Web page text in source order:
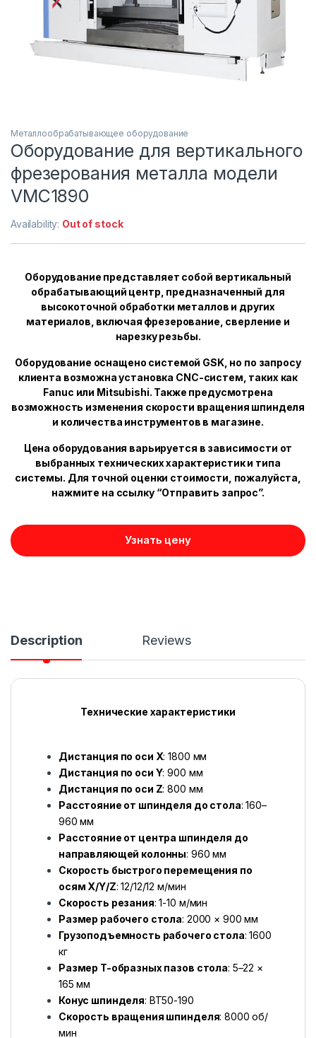
Металлообрабатывающее оборудование
Оборудование для вертикального
фрезерования металла модели
VMC1890
Availability: Out of stock
Оборудование представляет собой вертикальный
обрабатывающий центр, предназначенный для
высокоточной обработки металлов и других
материалов, включая фрезерование, сверление и
нарезку резьбы.
Оборудование оснащено системой GSK, но по запросу
клиента возможна установка CNC-систем, таких как
Fanuc или Mitsubishi. Также предусмотрена
возможность изменения скорости вращения шпинделя
и количества инструментов в магазине.
Цена оборудования варьируется в зависимости от
выбранных технических характеристик и типа
системы. Для точной оценки стоимости, пожалуйста,
нажмите на ссылку “Отправить запрос”.
Узнать цену
Description Reviews
Технические характеристики
Дистанция по оси X: 1800 мм
Дистанция по оси Y: 900 мм
Дистанция по оси Z: 800 мм
Расстояние от шпинделя до стола: 160–
960 мм
Расстояние от центра шпинделя до
направляющей колонны: 960 мм
Скорость быстрого перемещения по
осям X/Y/Z: 12/12/12 м/мин
Скорость резания: 1-10 м/мин
Размер рабочего стола: 2000 × 900 мм
Грузоподъемность рабочего стола: 1600
кг
Размер T-образных пазов стола: 5–22 ×
165 мм
Конус шпинделя: BT50-190
Скорость вращения шпинделя: 8000 об/
мин